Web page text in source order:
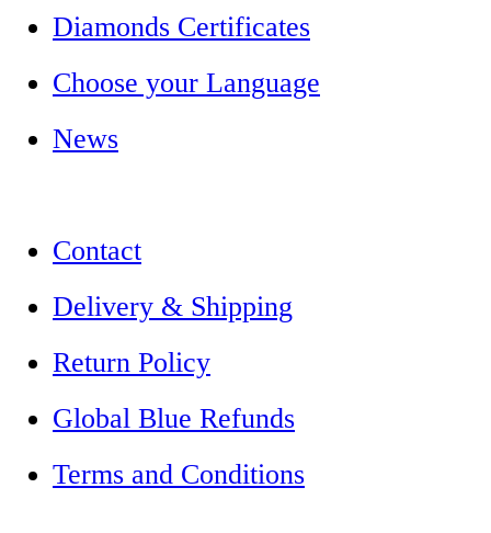
Diamonds Certificates
Choose your Language
News
Contact
Delivery & Shipping
Return Policy
Global Blue Refunds
Terms and Conditions